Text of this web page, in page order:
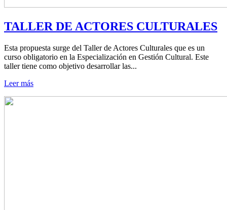
TALLER DE ACTORES CULTURALES
Esta propuesta surge del Taller de Actores Culturales que es un
curso obligatorio en la Especialización en Gestión Cultural. Este
taller tiene como objetivo desarrollar las...
Leer más